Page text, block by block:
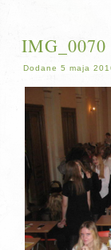
IMG_0070
Dodane 5 maja